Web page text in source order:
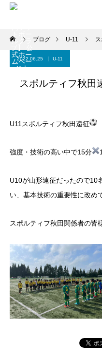
ブログ U-11
2022.06.25 U-11
スポルティフ秋田
U11スポルティフ秋田遠征
強度・技術の高い中で15分
U10が山形遠征だったので10
い、基本技術の重要性に改め
スポルティフ秋田関係者の皆